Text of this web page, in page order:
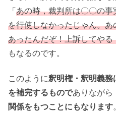
「あの時，裁判所は〇〇の
を行使しなかったじゃん。
あったんだぞ！上訴してやる
もなるのです。
このように釈明権・釈明義務
を補完するものでありながら
関係をもつことにもなります。